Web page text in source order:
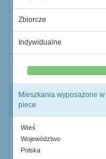
Zbiorcze
Indywidualne
0,0%
Mieszkania wyposażone
piece
Wieś
Województwo
Polska